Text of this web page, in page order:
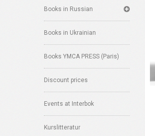
Books in Russian
Books in Ukrainian
Books YMCA PRESS (Paris)
Discount prices
Events at Interbok
Kurslitteratur